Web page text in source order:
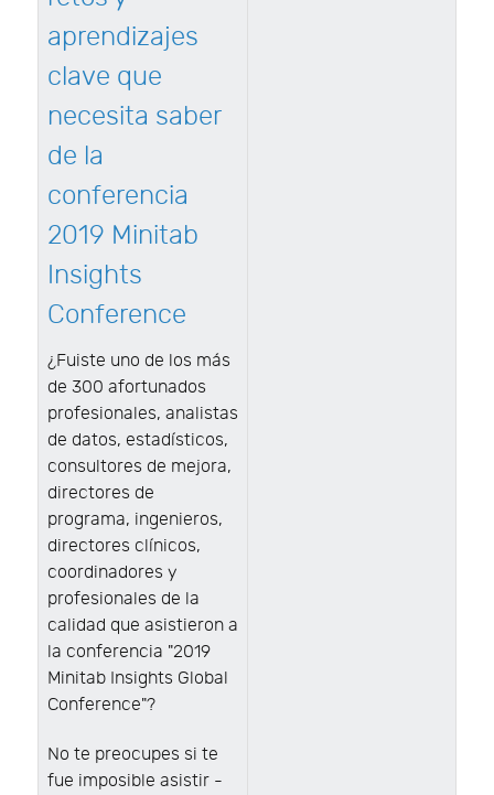
aprendizajes
clave que
necesita saber
de la
conferencia
2019 Minitab
Insights
Conference
¿Fuiste uno de los más
de 300 afortunados
profesionales, analistas
de datos, estadísticos,
consultores de mejora,
directores de
programa, ingenieros,
directores clínicos,
coordinadores y
profesionales de la
calidad que asistieron a
la conferencia "2019
Minitab Insights Global
Conference"?
No te preocupes si te
fue imposible asistir -